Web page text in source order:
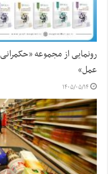
رونمایی از مجموعه «حکمرانی
عمل»
۱۴۰۵/۰۵/۱۴